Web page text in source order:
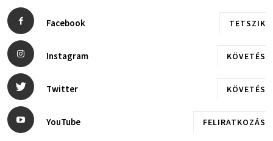
Facebook TETSZIK
Instagram KÖVETÉS
Twitter KÖVETÉS
YouTube FELIRATKOZÁS